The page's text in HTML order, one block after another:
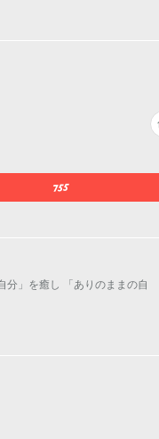
分」を癒し 「ありのままの自